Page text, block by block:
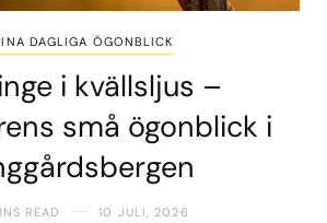
DAGLIGA ÖGONBLICK
i kvällsljus –
små ögonblick i
READ 10 JULI, 2026